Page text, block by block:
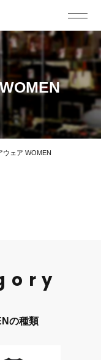
ウェア WOMEN
の種類